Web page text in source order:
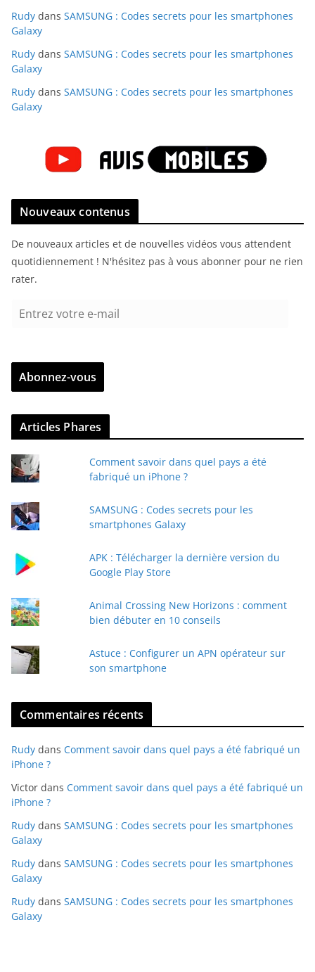
Rudy dans SAMSUNG : Codes secrets pour les smartphones
Galaxy
Rudy dans SAMSUNG : Codes secrets pour les smartphones
Galaxy
Rudy dans SAMSUNG : Codes secrets pour les smartphones
Galaxy
Nouveaux contenus
De nouveaux articles et de nouvelles vidéos vous attendent
quotidiennement ! N'hésitez pas à vous abonner pour ne rien
rater.
r
z
v
r
e
e
-
a
Abonnez-vous
Articles Phares
Comment savoir dans quel pays a été
fabriqué un iPhone ?
SAMSUNG : Codes secrets pour les
smartphones Galaxy
APK : Télécharger la dernière version du
Google Play Store
Animal Crossing New Horizons : comment
bien débuter en 10 conseils
Astuce : Configurer un APN opérateur sur
son smartphone
Commentaires récents
Rudy dans Comment savoir dans quel pays a été fabriqué un
iPhone ?
Victor dans Comment savoir dans quel pays a été fabriqué un
iPhone ?
Rudy dans SAMSUNG : Codes secrets pour les smartphones
Galaxy
Rudy dans SAMSUNG : Codes secrets pour les smartphones
Galaxy
Rudy dans SAMSUNG : Codes secrets pour les smartphones
Galaxy